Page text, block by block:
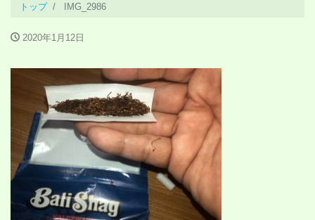
トップ IMG_2986
2020年1月12日